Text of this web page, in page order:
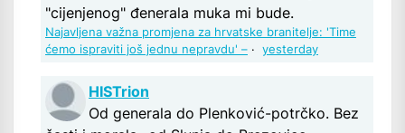
"cijenjenog" đenerala muka mi bude.
Najavljena važna promjena za hrvatske branitelje: 'Time
ćemo ispraviti još jednu nepravdu' – · yesterday
HISTrion
Od generala do Plenković-potrčko. Bez